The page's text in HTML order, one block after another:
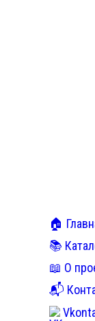
🏠
📚
📖 О
📬